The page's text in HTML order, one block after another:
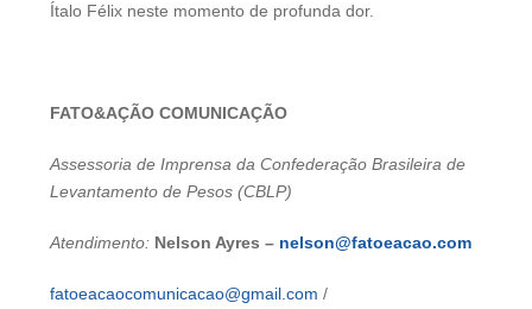
Ítalo Félix neste momento de profunda dor.
FATO&AÇÃO COMUNICAÇÃO
Assessoria de Imprensa da Confederação Brasileira de
Levantamento de Pesos (CBLP)
Atendimento: Nelson Ayres – nelson@fatoeacao.com
fatoeacaocomunicacao@gmail.com /